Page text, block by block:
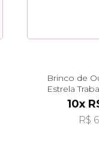
Brinco de
Estrela
10x
R$